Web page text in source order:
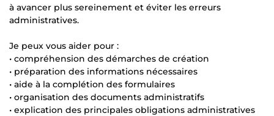
à avancer plus sereinement et éviter les erreurs
administratives.
Je peux vous aider pour :
• compréhension des démarches de création
• préparation des informations nécessaires
• aide à la complétion des formulaires
• organisation des documents administratifs
• explication des principales obligations administratives